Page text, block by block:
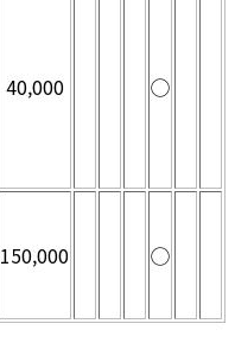
40,000 ◯
150,000 ◯